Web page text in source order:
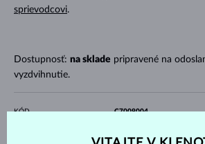
sprievodcovi.
Dostupnosť: na sklade pripravené na
vyzdvihnutie.
KÓD C7009004
RÝDZOSŤ 14 kt 585/1000